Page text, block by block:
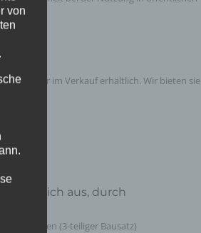
sind nur im Verkauf erhältlich. Wir bieten sie
an:
C)
sich aus, durch
aufbauen (3-teiliger Bausatz)
von